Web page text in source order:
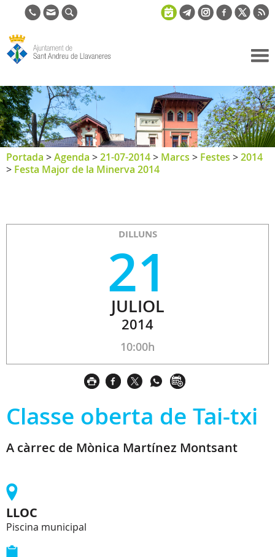
de Sant
Andreu de
Llavaneres
Portada >Agenda >21-07-2014> Marcs > Festes >2014
> Festa Major de la Minerva 2014
DILLUNS
21
JULIOL
2014
10:00h
Classe oberta de Tai-txi
A càrrec de Mònica Martínez Montsant
LLOC
Piscina municipal